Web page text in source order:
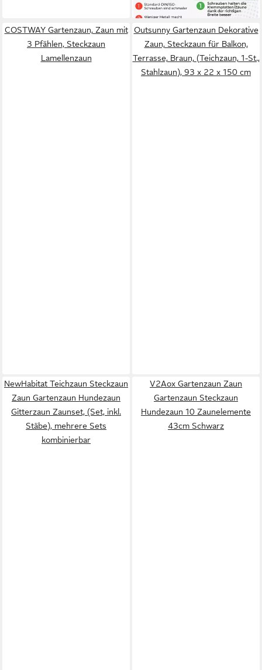
Zaunschrauben), Made in
Germany, 3mm stark, V2A
Edelstahl, Diebstahlschutz
lieferbar - in 2-3 Werktagen bei dir
COSTWAY Gartenzaun, Zaun mit
3 Pfählen, Steckzaun
Lamellenzaun
Outsunny Gartenzaun Dekorative
Zaun, Steckzaun für Balkon,
Terrasse, Braun, (Teichzaun, 1-St.,
Stahlzaun), 93 x 22 x 150 cm
NewHabitat Teichzaun Steckzaun
Zaun Gartenzaun Hundezaun
Gitterzaun Zaunset, (Set, inkl.
Stäbe), mehrere Sets
kombinierbar
V2Aox Gartenzaun Zaun
Gartenzaun Steckzaun
Hundezaun 10 Zaunelemente
43cm Schwarz